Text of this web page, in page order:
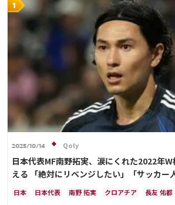
柴崎 岳
南野 拓実
マヌエル・ノイアー
酒井 宏
2025/10/14 Qoly
日本代表MF南野拓実、涙にくれた2022年
える 「絶対にリベンジしたい」「サッカー
日本 日本代表 南野 拓実 クロアチア 長友 佑都